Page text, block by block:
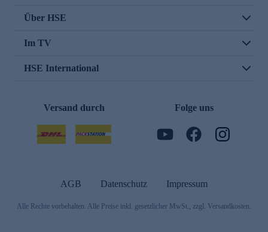
Über HSE
Im TV
HSE International
Versand durch Folge uns
AGB Datenschutz Impressum
Alle Rechte vorbehalten. Alle Preise inkl. gesetzlicher MwSt., zzgl. Versandkosten.